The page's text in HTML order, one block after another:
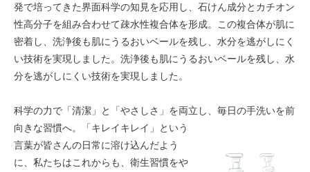
発で培ってきた界面科学の知見を応用し、石けん成分とカチオン
性高分子を組み合わせて疎水性複合体を形成。この複合体が肌に
密着し、洗浄後も肌にうるおいベールを残し、水分を逃がしにく
い技術を実現しました。洗浄後も肌にうるおいベールを残し、水
分を逃がしにくい技術を実現しました。
科学の力で「清潔」と「やさしさ」を両立し、毎日の手洗いを前
向きな習慣へ。「キレイキレイ」という
言葉が皆さんの日常に溶け込んだよう
に、私たちはこれからも、衛生習慣をや